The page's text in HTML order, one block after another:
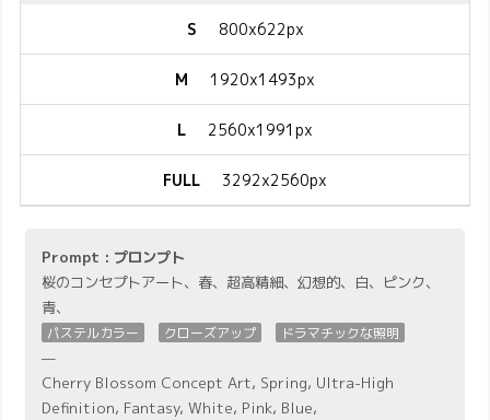
S 800x622px
M 1920x1493px
L 2560x1991px
FULL 3292x2560px
Prompt : プロンプト
桜のコンセプトアート、春、超高精細、幻想的、白、ピンク、
青、
パステルカラー クローズアップ ドラマチックな照明
—
Cherry Blossom Concept Art, Spring, Ultra-High
Definition, Fantasy, White, Pink, Blue,